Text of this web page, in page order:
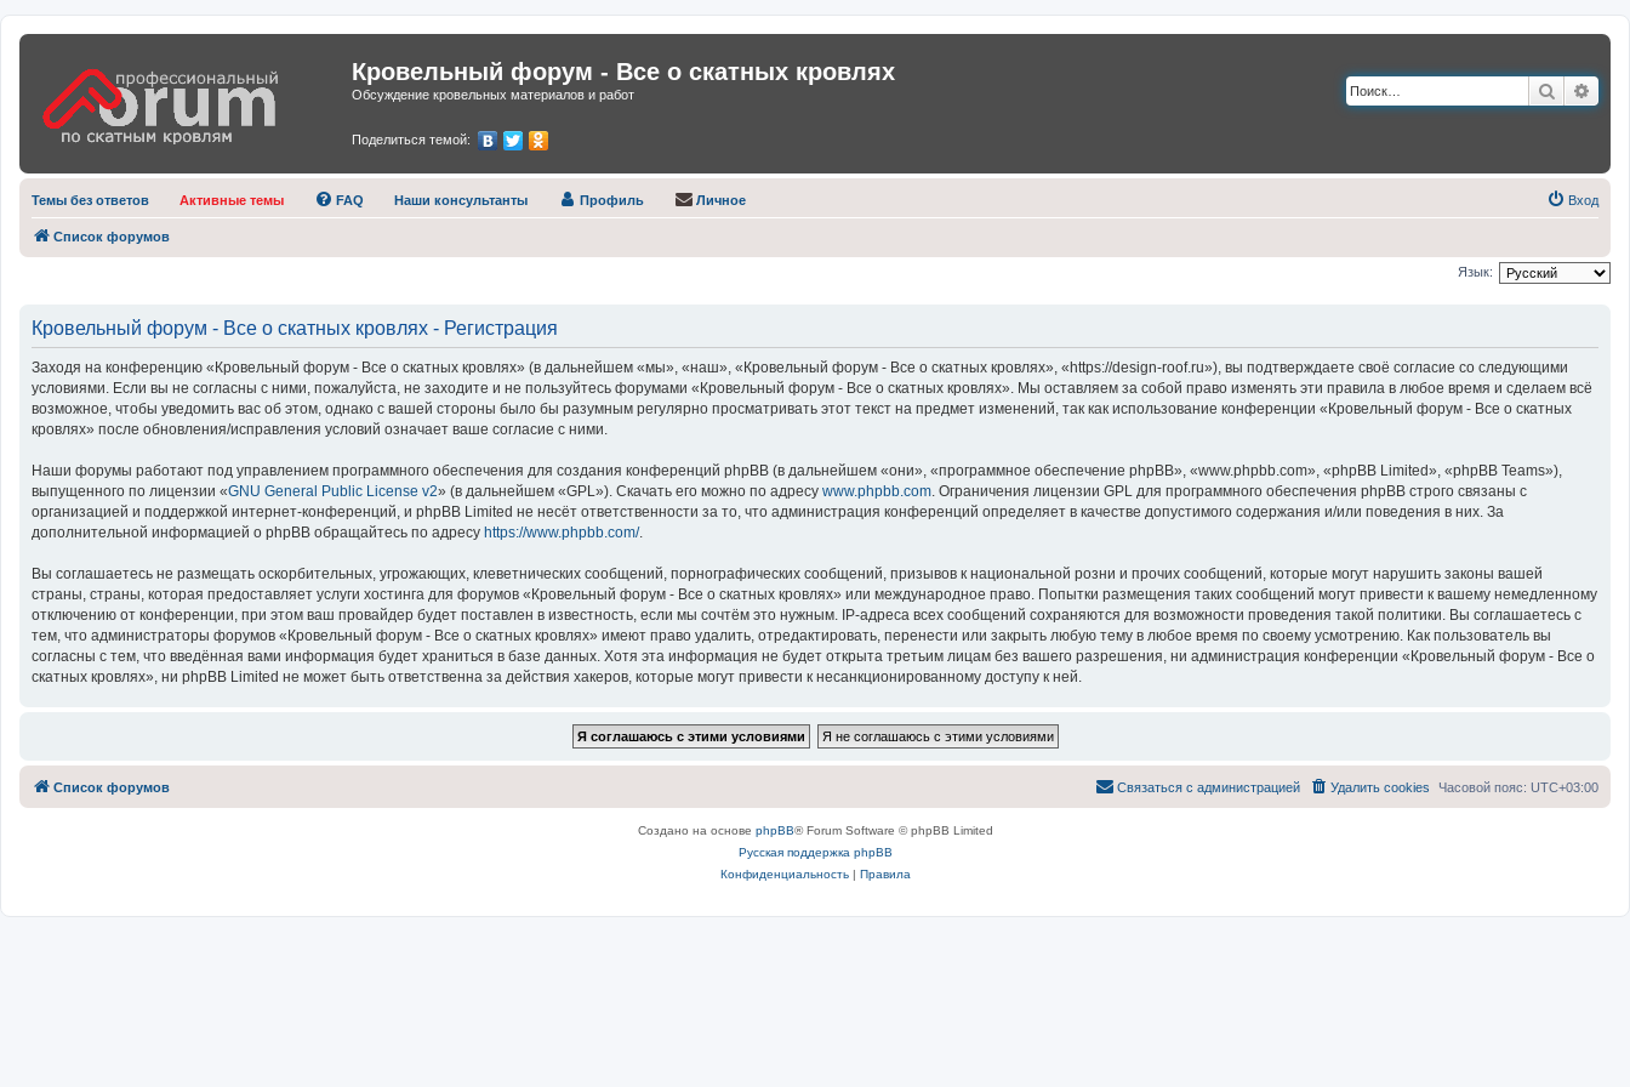
Кровельный форум - Все о скатных кровлях
Обсуждение кровельных материалов и работ
Поделиться темой:
Поиск
Темы без ответов Активные темы FAQ Наши консультанты Профиль Личное Вход
Список форумов
Язык:
Кровельный форум - Все о скатных кровлях - Регистрация
Заходя на конференцию «Кровельный форум - Все о скатных кровлях» (в дальнейшем «мы», «наш», «Кровельный форум - Все о скатных кровлях», «https://design-roof.ru»), вы подтверждаете своё согласие со следующими
условиями. Если вы не согласны с ними, пожалуйста, не заходите и не пользуйтесь форумами «Кровельный форум - Все о скатных кровлях». Мы оставляем за собой право изменять эти правила в любое время и сделаем всё
возможное, чтобы уведомить вас об этом, однако с вашей стороны было бы разумным регулярно просматривать этот текст на предмет изменений, так как использование конференции «Кровельный форум - Все о скатных
кровлях» после обновления/исправления условий означает ваше согласие с ними.
Наши форумы работают под управлением программного обеспечения для создания конференций phpBB (в дальнейшем «они», «программное обеспечение phpBB», «www.phpbb.com», «phpBB Limited», «phpBB Teams»),
выпущенного по лицензии «GNU General Public License v2» (в дальнейшем «GPL»). Скачать его можно по адресу www.phpbb.com . Ограничения лицензии GPL для программного обеспечения phpBB строго связаны с
организацией и поддержкой интернет-конференций, и phpBB Limited не несёт ответственности за то, что администрация конференций определяет в качестве допустимого содержания и/или поведения в них. За
дополнительной информацией о phpBB обращайтесь по адресу https://www.phpbb.com/.
Вы соглашаетесь не размещать оскорбительных, угрожающих, клеветнических сообщений, порнографических сообщений, призывов к национальной розни и прочих сообщений, которые могут нарушить законы вашей
страны, страны, которая предоставляет услуги хостинга для форумов «Кровельный форум - Все о скатных кровлях» или международное право. Попытки размещения таких сообщений могут привести к вашему немедленному
отключению от конференции, при этом ваш провайдер будет поставлен в известность, если мы сочтём это нужным. IP-адреса всех сообщений сохраняются для возможности проведения такой политики. Вы соглашаетесь с
тем, что администраторы форумов «Кровельный форум - Все о скатных кровлях» имеют право удалить, отредактировать, перенести или закрыть любую тему в любое время по своему усмотрению. Как пользователь вы
согласны с тем, что введённая вами информация будет храниться в базе данных. Хотя эта информация не будет открыта третьим лицам без вашего разрешения, ни администрация конференции «Кровельный форум - Все о
скатных кровлях», ни phpBB Limited не может быть ответственна за действия хакеров, которые могут привести к несанкционированному доступу к ней.
Список форумов Часовой пояс: UTC+03:00
Удалить cookies
Связаться с администрацией
Создано на основе phpBB® Forum Software © phpBB Limited
Русская поддержка phpBB
Конфиденциальность| Правила